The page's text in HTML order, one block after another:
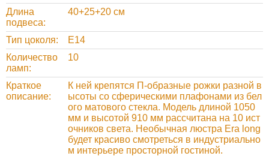
Длина
подвеса
40+25+20 см
Тип цоколя
Е14
Количество
ламп
10
Краткое
описание
К ней крепятся П-образные рожки разной в
ысоты со сферическими плафонами из бел
ого матового стекла. Модель длиной 1050
мм и высотой 910 мм рассчитана на 10 ист
очников света. Необычная люстра Era long
будет красиво смотреться в индустриально
м интерьере просторной гостиной.